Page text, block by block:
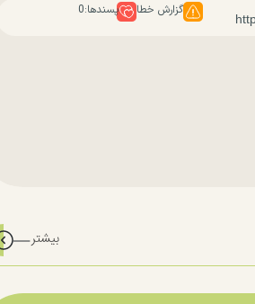
گزارش خطا پسندها:0